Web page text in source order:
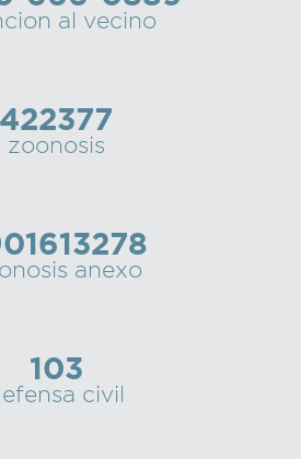
al vecino
422377
zoonosis
anexo
103
civil